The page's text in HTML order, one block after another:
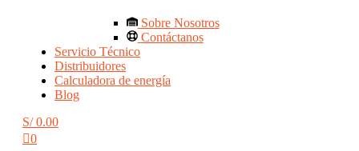
Sobre Nosotros
Contáctanos
Servicio Técnico
Distribuidores
Calculadora de energía
Blog
S/0.00
0